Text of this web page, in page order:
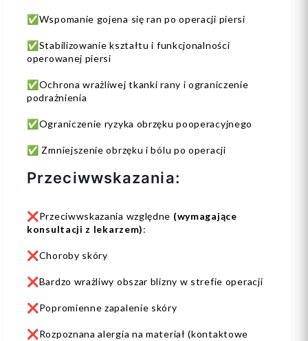
✅Wspomanie gojena się ran po operacji piersi
✅Stabilizowanie kształtu i funkcjonalności
operowanej piersi
✅Ochrona wrażliwej tkanki rany i ograniczenie
podrażnienia
✅Ograniczenie ryzyka obrzęku pooperacyjnego
✅ Zmniejszenie obrzęku i bólu po operacji
Przeciwwskazania:
❌Przeciwwskazania względne (wymagające
konsultacji z lekarzem):
❌Choroby skóry
❌Bardzo wrażliwy obszar blizny w strefie operacji
❌Popromienne zapalenie skóry
❌Rozpoznana alergia na materiał (kontaktowe